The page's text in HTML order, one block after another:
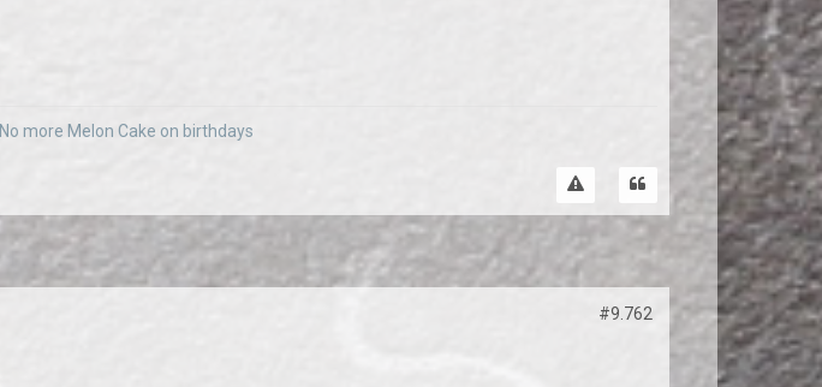
No more Melon Cake on birthdays
#9.762